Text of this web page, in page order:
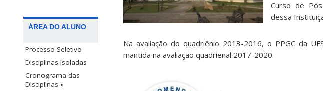
ÁREA DO ALUNO
Processo Seletivo
Disciplinas Isoladas
Cronograma das
Disciplinas »
Curso de
dessa
Na avaliação do quadriênio 2013-2016, o PPGC da
mantida na avaliação quadrienal 2017-2020.